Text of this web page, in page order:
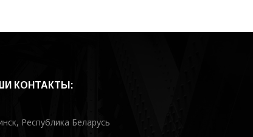
КОНТАКТЫ:
Республика Беларусь